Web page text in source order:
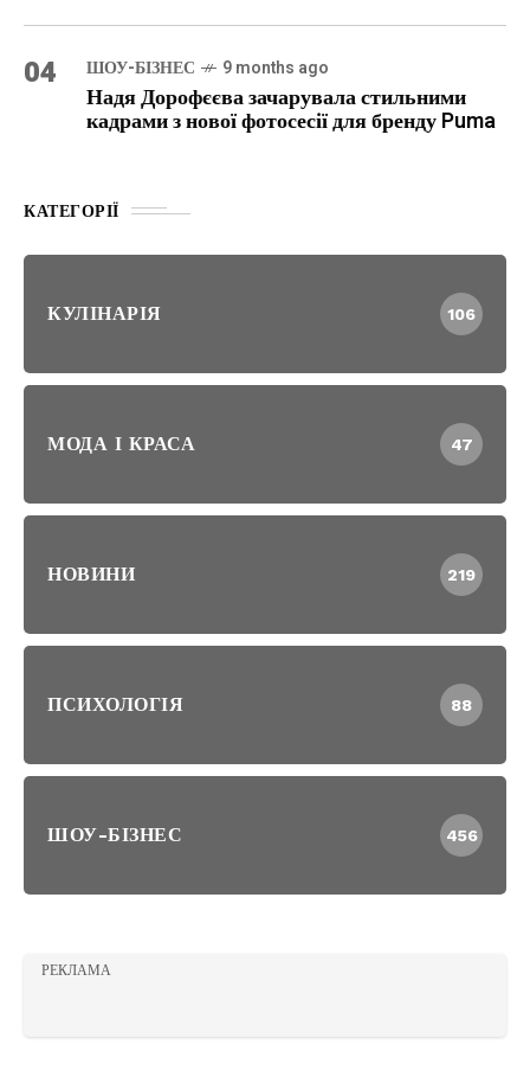
04 ШОУ-БІЗНЕС 9 months ago
Надя Дорофєєва зачарувала стильними
кадрами з нової фотосесії для бренду Puma
КАТЕГОРІЇ
КУЛІНАРІЯ 106
МОДА І КРАСА 47
НОВИНИ 219
ПСИХОЛОГІЯ 88
ШОУ-БІЗНЕС 456
РЕКЛАМА